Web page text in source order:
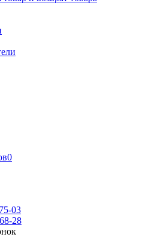
0
03
28